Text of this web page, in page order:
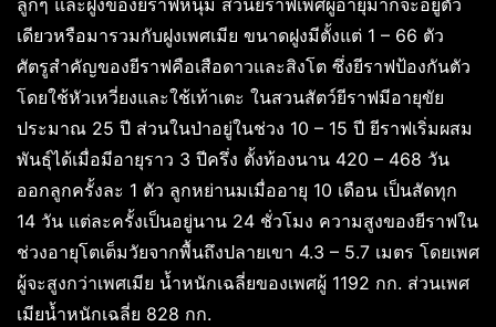
ลูกๆ และฝูงของยีราฟหนุ่ม ส่วนยีราฟเพศผู้อายุมากจะอยู่ตัว
เดียวหรือมารวมกับฝูงเพศเมีย ขนาดฝูงมีตั้งแต่ 1 – 66 ตัว
ศัตรูสำคัญของยีราฟคือเสือดาวและสิงโต ซึ่งยีราฟป้องกันตัว
โดยใช้หัวเหวี่ยงและใช้เท้าเตะ ในสวนสัตว์ยีราฟมีอายุขัย
ประมาณ 25 ปี ส่วนในป่าอยู่ในช่วง 10 – 15 ปี ยีราฟเริ่มผสม
พันธุ์ได้เมื่อมีอายุราว 3 ปีครึ่ง ตั้งท้องนาน 420 – 468 วัน
ออกลูกครั้งละ 1 ตัว ลูกหย่านมเมื่ออายุ 10 เดือน เป็นสัดทุก
14 วัน แต่ละครั้งเป็นอยู่นาน 24 ชั่วโมง ความสูงของยีราฟใน
ช่วงอายุโตเต็มวัยจากพื้นถึงปลายเขา 4.3 – 5.7 เมตร โดยเพศ
ผู้จะสูงกว่าเพศเมีย น้ำหนักเฉลี่ยของเพศผู้ 1192 กก. ส่วนเพศ
เมียน้ำหนักเฉลี่ย 828 กก.